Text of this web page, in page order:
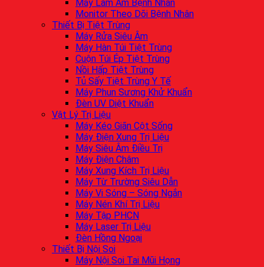
Máy Làm Ấm Bệnh Nhân
Monitor Theo Dõi Bệnh Nhân
Thiết Bị Tiệt Trùng
Máy Rửa Siêu Âm
Máy Hàn Túi Tiệt Trùng
Cuộn Túi Ép Tiệt Trùng
Nồi Hấp Tiệt Trùng
Tủ Sấy Tiệt Trùng Y Tế
Máy Phun Sương Khử Khuẩn
Đèn UV Diệt Khuẩn
Vật Lý Trị Liệu
Máy Kéo Giãn Cột Sống
Máy Điện Xung Trị Liệu
Máy Siêu Âm Điều Trị
Máy Điện Châm
Máy Xung Kích Trị Liệu
Máy Từ Trường Siêu Dẫn
Máy Vi Sóng – Sóng Ngắn
Máy Nén Khí Trị Liệu
Máy Tập PHCN
Máy Laser Trị Liệu
Đèn Hồng Ngoại
Thiết Bị Nội Soi
Máy Nội Soi Tai Mũi Họng